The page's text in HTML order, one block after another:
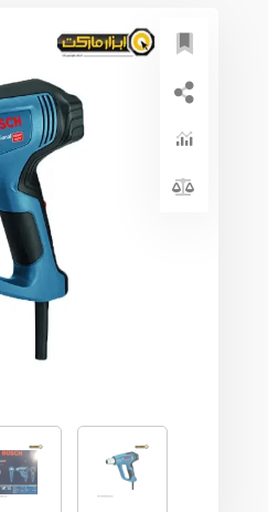
ابزار های دستی و عمومی
ابزار های بادی یا پنوماتیک
ابزار دقیق و اندازه گیری
یراق آلات